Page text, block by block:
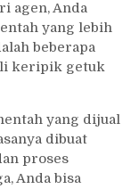
agen, Anda
yang lebih
beberapa
keripik getuk
yang dijual
dibuat
proses
Anda bisa